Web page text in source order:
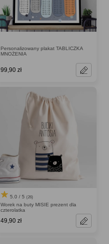
Personalizowany plakat TABLICZKA
MNOŻENIA
99,90 zł
5.0 / 5 (26)
Worek na buty MISIE prezent dla
czterolatka
49,90 zł